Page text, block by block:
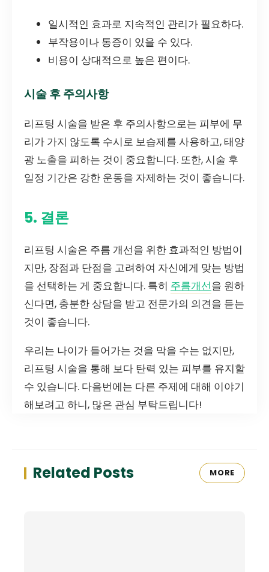
일시적인 효과로 지속적인 관리가 필요하다.
부작용이나 통증이 있을 수 있다.
비용이 상대적으로 높은 편이다.
시술 후 주의사항
리프팅 시술을 받은 후 주의사항으로는 피부에 무
리가 가지 않도록 수시로 보습제를 사용하고, 태양
광 노출을 피하는 것이 중요합니다. 또한, 시술 후
일정 기간은 강한 운동을 자제하는 것이 좋습니다.
5. 결론
리프팅 시술은 주름 개선을 위한 효과적인 방법이
지만, 장점과 단점을 고려하여 자신에게 맞는 방법
을 선택하는 게 중요합니다. 특히 주름개선을 원하
신다면, 충분한 상담을 받고 전문가의 의견을 듣는
것이 좋습니다.
우리는 나이가 들어가는 것을 막을 수는 없지만,
리프팅 시술을 통해 보다 탄력 있는 피부를 유지할
수 있습니다. 다음번에는 다른 주제에 대해 이야기
해보려고 하니, 많은 관심 부탁드립니다!
Related Posts MORE